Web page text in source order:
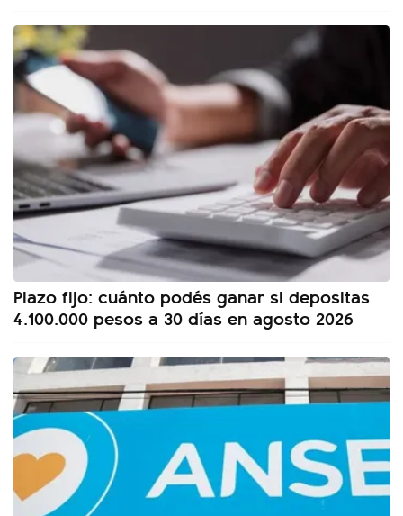
Plazo fijo: cuánto podés ganar si depositas
4.100.000 pesos a 30 días en agosto 2026